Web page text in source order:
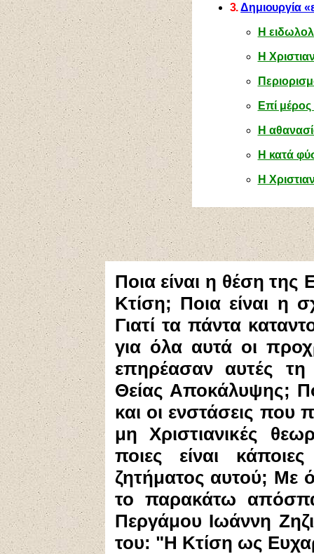
3.Δημιουργία
Η
Η
Επί μέρος
Η
Η κατά
Η
Ποια είναι η θέση της
Κτίση; Ποια είναι η
Γιατί τα πάντα
για όλα αυτά οι
επηρέασαν αυτές τη
Θείας Αποκάλυψης;
και οι ενστάσεις που
μη Χριστιανικές
ποιες είναι
ζητήματος αυτού; Με
το παρακάτω
Περγάμου Ιωάννη
του: "Η Κτίση ως